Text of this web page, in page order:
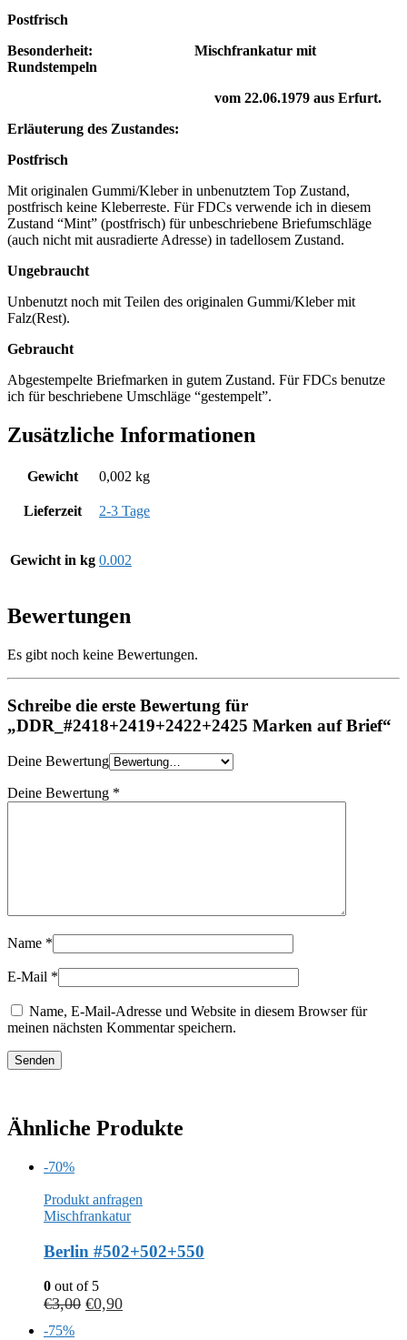
Postfrisch
Besonderheit: Mischfrankatur mit
Rundstempeln
vom 22.06.1979 aus Erfurt.
Erläuterung des Zustandes:
Postfrisch
Mit originalen Gummi/Kleber in unbenutztem Top Zustand,
postfrisch keine Kleberreste. Für FDCs verwende ich in diesem
Zustand “Mint” (postfrisch) für unbeschriebene Briefumschläge
(auch nicht mit ausradierte Adresse) in tadellosem Zustand.
Ungebraucht
Unbenutzt noch mit Teilen des originalen Gummi/Kleber mit
Falz(Rest).
Gebraucht
Abgestempelte Briefmarken in gutem Zustand. Für FDCs benutze
ich für beschriebene Umschläge “gestempelt”.
Zusätzliche Informationen
Gewicht 0,002 kg
Lieferzeit 2-3 Tage
Gewicht in kg 0.002
Bewertungen
Es gibt noch keine Bewertungen.
Schreibe die erste Bewertung für
„DDR_#2418+2419+2422+2425 Marken auf Brief“
Deine Bewertung
Deine Bewertung *
Name *
E-Mail *
Name, E-Mail-Adresse und Website in diesem Browser für
meinen nächsten Kommentar speichern.
Ähnliche Produkte
-70%
Produkt anfragen
Mischfrankatur
Berlin #502+502+550
0 out of 5
€3,00 €0,90
-75%